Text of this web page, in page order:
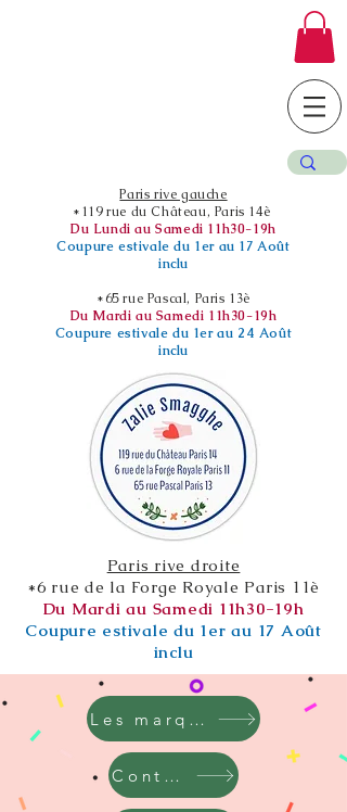
Paris rive gauche
*119 rue du Château, Paris 14è
Du Lundi au Samedi 11h30-19h
Coupure estivale du 1er au 17 Août
inclu
*65 rue Pascal, Paris 13è
Du Mardi au Samedi 11h30-19h
Coupure estivale du 1er au 24 Août
inclu
Paris rive droite
*6 rue de la Forge Royale Paris 11è
Du Mardi au Samedi 11h30-19h
Coupure estivale du 1er au 17 Août
inclu
Les marques
Contact